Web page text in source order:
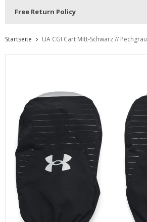
Free Return Policy
Startseite UA CGI Cart Mitt-Schwarz // Pechgrau